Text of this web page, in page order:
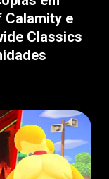
Calamity e
Classics